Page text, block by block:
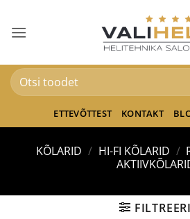
content
Otsi:
ETTEVÕTTEST KONTAKT
KÕLARID / HI-FI KÕLARID /
FILTREERI